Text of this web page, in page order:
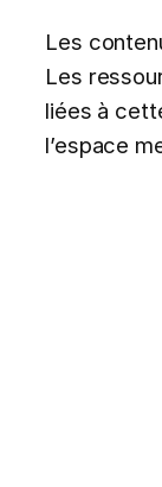
Les
Les
liées à
l’espace